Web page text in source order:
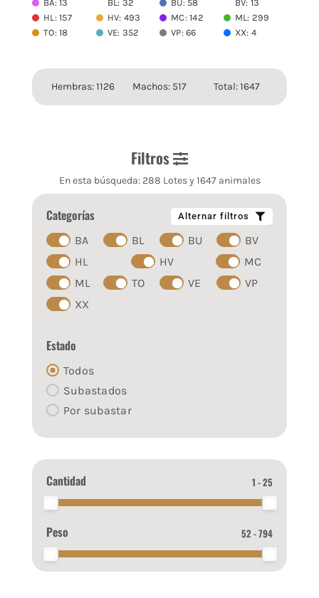
BA: 13 BL: 32 BU: 58
BV: 13
HL: 157
HV: 493 MC: 142
ML: 299
TO: 18
VE: 352 VP: 66 XX: 4
Hembras: 1126 Machos: 517 Total: 1647
Filtros
En esta búsqueda: 288 Lotes y 1647 animales
Categorías Alternar filtros
BA BL BU
BV
HL
HV
MC
ML
TO VE
VP
XX
Estado
Todos
Subastados
Por subastar
Cantidad 1 - 25
Peso 52 - 794